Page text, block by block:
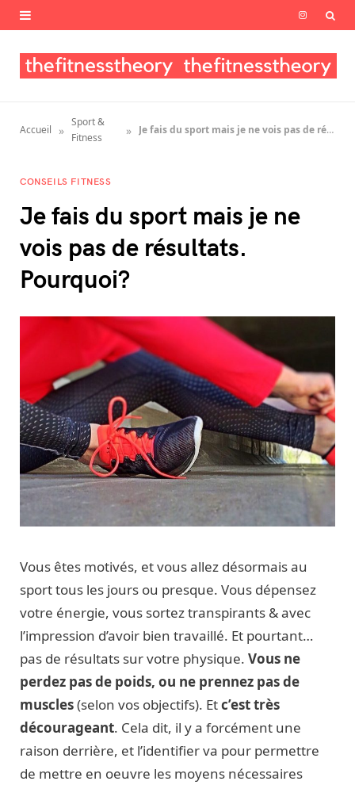
I
s
a
Accueil »
Sport &
Fitness
» Je fais du sport mais je ne vois pas de résultats. Pourquoi?
CONSEILS FITNESS
Je fais du sport mais je ne
vois pas de résultats.
Pourquoi?
Vous êtes motivés, et vous allez désormais au
sport tous les jours ou presque. Vous dépensez
votre énergie, vous sortez transpirants & avec
l’impression d’avoir bien travaillé. Et pourtant…
pas de résultats sur votre physique. Vous ne
perdez pas de poids, ou ne prennez pas de
muscles(selon vos objectifs). Etc’est très
décourageant. Cela dit, il y a forcément une
raison derrière, et l’identifier va pour permettre
de mettre en oeuvre les moyens nécessaires